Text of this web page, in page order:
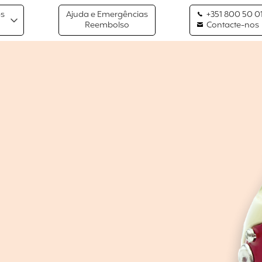
Ajuda e Emergências
Reembolso
+351 800 50
Contacte-nos